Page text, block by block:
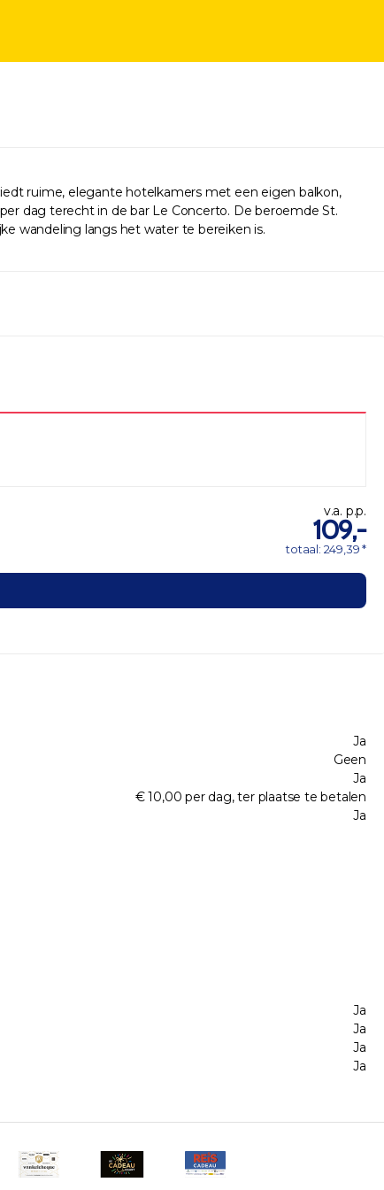
ruime, elegante hotelkamers met een eigen balkon,
dag terecht in de bar Le Concerto. De beroemde St.
wandeling langs het water te bereiken is.
v.a. p.p.
109,-
totaal: 249,39 *
Ja
Geen
Ja
€ 10,00 per dag, ter plaatse te betalen
Ja
Ja
Ja
Ja
Ja